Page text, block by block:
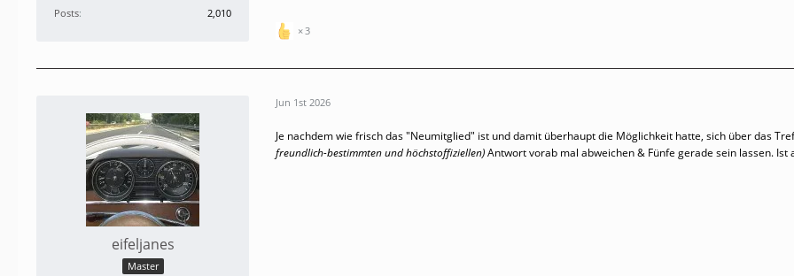
Posts
2,010
3
eifeljanes
Master
Jun 1st 2026
Je nachdem wie frisch das "Neumitglied" ist und damit überhaupt die Möglichkeit hatte, sich über das
freundlich-bestimmten und höchstoffiziellen)Antwort vorab mal abweichen & Fünfe gerade sein lassen. Ist